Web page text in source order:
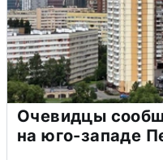
Очевидцы
на юго-западе